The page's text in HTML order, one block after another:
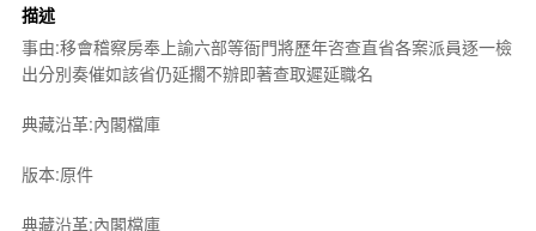
描述
事由:移會稽察房奉上諭六部等衙門將歷年咨查直省各案派員逐一檢
出分別奏催如該省仍延擱不辦即著查取遲延職名
典藏沿革:內閣檔庫
版本:原件
典藏沿革:內閣檔庫